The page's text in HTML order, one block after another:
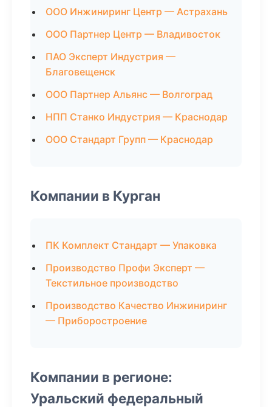
ООО Инжиниринг Центр — Астрахань
ООО Партнер Центр — Владивосток
ПАО Эксперт Индустрия —
Благовещенск
ООО Партнер Альянс — Волгоград
НПП Станко Индустрия — Краснодар
ООО Стандарт Групп — Краснодар
Компании в Курган
ПК Комплект Стандарт — Упаковка
Производство Профи Эксперт —
Текстильное производство
Производство Качество Инжиниринг
— Приборостроение
Компании в регионе:
Уральский федеральный